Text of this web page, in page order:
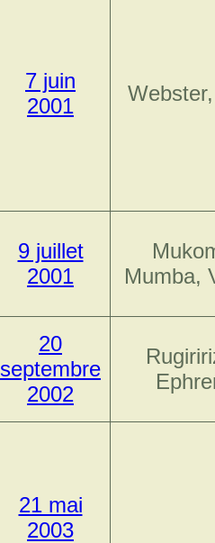
7 juin
2001
9 juillet
2001
Mumba,
20
septembre
2002
21 mai
2003